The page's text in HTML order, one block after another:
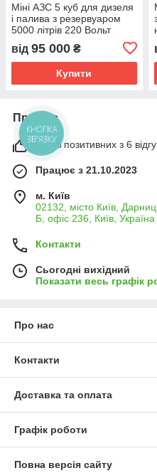
Міні АЗС 5 куб для дизеля
і палива з резервуаром
5000 літрів 220 Вольт
від 95 000 ₴
Купити
Про нас
100% позитивних з 6
Працює з 21.10.2023
м. Київ
02132, місто Київ,
Б, офіс 236, Київ, Україна
Контакти
Сьогодні вихідний
Показати весь графік
Про нас
Контакти
Доставка та оплата
Графік роботи
Повна версія сайту
КНОПКА
ЗВ'ЯЗКУ